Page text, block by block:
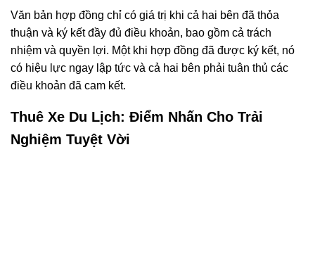
Văn bản hợp đồng chỉ có giá trị khi cả hai bên đã thỏa
thuận và ký kết đầy đủ điều khoản, bao gồm cả trách
nhiệm và quyền lợi. Một khi hợp đồng đã được ký kết, nó
có hiệu lực ngay lập tức và cả hai bên phải tuân thủ các
điều khoản đã cam kết.
Thuê Xe Du Lịch: Điểm Nhấn Cho Trải
Nghiệm Tuyệt Vời